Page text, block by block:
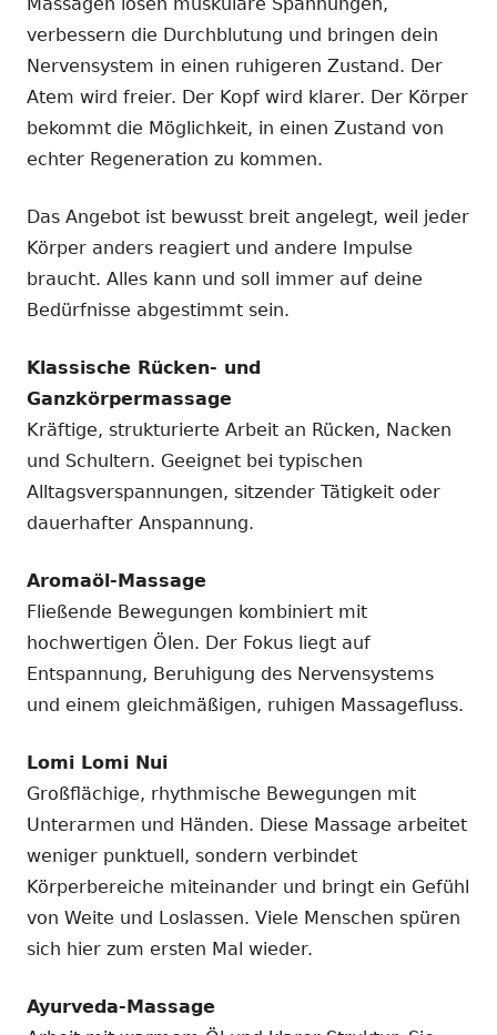
verbessern die Durchblutung und bringen dein
Nervensystem in einen ruhigeren Zustand. Der
Atem wird freier. Der Kopf wird klarer. Der Körper
bekommt die Möglichkeit, in einen Zustand von
echter Regeneration zu kommen.
Das Angebot ist bewusst breit angelegt, weil jeder
Körper anders reagiert und andere Impulse
braucht. Alles kann und soll immer auf deine
Bedürfnisse abgestimmt sein.
Klassische Rücken- und
Ganzkörpermassage
Kräftige, strukturierte Arbeit an Rücken, Nacken
und Schultern. Geeignet bei typischen
Alltagsverspannungen, sitzender Tätigkeit oder
dauerhafter Anspannung.
Aromaöl-Massage
Fließende Bewegungen kombiniert mit
hochwertigen Ölen. Der Fokus liegt auf
Entspannung, Beruhigung des Nervensystems
und einem gleichmäßigen, ruhigen Massagefluss.
Lomi Lomi Nui
Großflächige, rhythmische Bewegungen mit
Unterarmen und Händen. Diese Massage arbeitet
weniger punktuell, sondern verbindet
Körperbereiche miteinander und bringt ein Gefühl
von Weite und Loslassen. Viele Menschen spüren
sich hier zum ersten Mal wieder.
Ayurveda-Massage